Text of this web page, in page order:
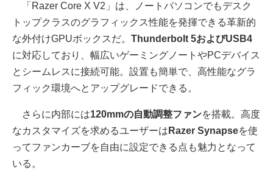
「Razer Core X V2」は、ノートパソコンでもデスク
トップクラスのグラフィックス性能を発揮できる革新的
な外付けGPUボックスだ。 Thunderbolt 5およびUSB4
に対応しており、幅広いゲーミングノートやPCデバイス
とシームレスに接続可能。設置も簡単で、高性能なグラ
フィック環境へとアップグレードできる。
さらに内部には120mmの自動調整ファンを搭載。高度
なカスタマイズを求めるユーザーは Razer Synapseを使
ってファンカーブを自由に設定できる点も魅力となって
いる。